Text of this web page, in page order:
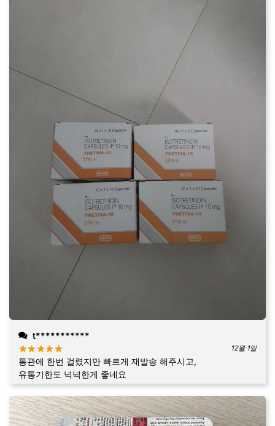
t***********
12월 1일
통관에 한번 걸렸지만 빠르게 재발송 해주시고,
유통기한도 넉넉한게 좋네요